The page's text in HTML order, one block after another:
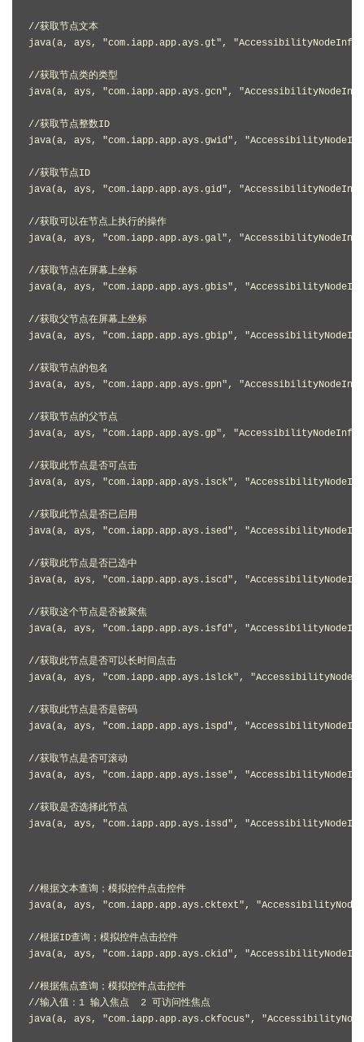
//获取节点文本
java(a, ays, "com.iapp.app.ays.gt",
//获取节点类的类型
java(a, ays, "com.iapp.app.ays.gcn",
//获取节点整数ID
java(a, ays, "com.iapp.app.ays.gwid",
//获取节点ID
java(a, ays, "com.iapp.app.ays.gid",
//获取可以在节点上执行的操作
java(a, ays, "com.iapp.app.ays.gal",
//获取节点在屏幕上坐标
java(a, ays, "com.iapp.app.ays.gbis",
//获取父节点在屏幕上坐标
java(a, ays, "com.iapp.app.ays.gbip",
//获取节点的包名
java(a, ays, "com.iapp.app.ays.gpn",
//获取节点的父节点
java(a, ays, "com.iapp.app.ays.gp",
//获取此节点是否可点击
java(a, ays, "com.iapp.app.ays.isck",
//获取此节点是否已启用
java(a, ays, "com.iapp.app.ays.ised",
//获取此节点是否已选中
java(a, ays, "com.iapp.app.ays.iscd",
//获取这个节点是否被聚焦
java(a, ays, "com.iapp.app.ays.isfd",
//获取此节点是否可以长时间点击
java(a, ays, "com.iapp.app.ays.islck",
//获取此节点是否是密码
java(a, ays, "com.iapp.app.ays.ispd",
//获取节点是否可滚动
java(a, ays, "com.iapp.app.ays.isse",
//获取是否选择此节点
java(a, ays, "com.iapp.app.ays.issd",
//根据文本查询；模拟控件点击控件
java(a, ays, "com.iapp.app.ays.cktext",
//根据ID查询；模拟控件点击控件
java(a, ays, "com.iapp.app.ays.ckid",
//根据焦点查询；模拟控件点击控件
//输入值：1 输入焦点  2 可访问性焦点
java(a, ays, "com.iapp.app.ays.ckfocus",